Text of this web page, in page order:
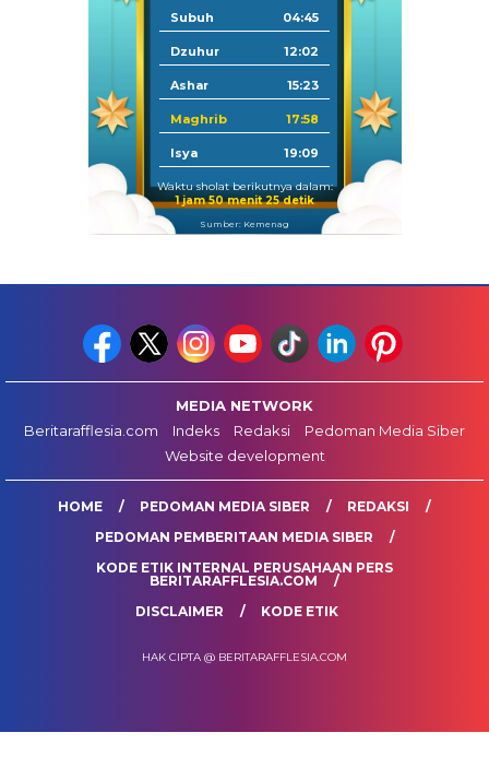
Subuh 04:45
Dzuhur 12:02
Ashar 15:23
Maghrib 17:58
Isya 19:09
Waktu sholat berikutnya dalam:
1 jam 50 menit 24 detik
Sumber: Kemenag
MEDIA NETWORK
Beritarafflesia.com
Indeks Redaksi
Pedoman Media Siber
Website development
HOME PEDOMAN MEDIA SIBER
REDAKSI
PEDOMAN PEMBERITAAN MEDIA SIBER
KODE ETIK INTERNAL PERUSAHAAN PERS
BERITARAFFLESIA.COM
DISCLAIMER
KODE ETIK
HAK CIPTA @ BERITARAFFLESIA.COM